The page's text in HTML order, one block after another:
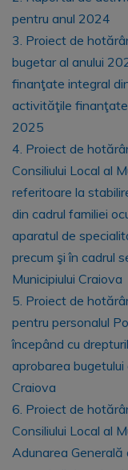
pentru anul 2024
3. Proiect de
bugetar al anului
finanţate integral
activităţile finanţate
2025
4. Proiect de
Consiliului Local al
referitoare la
din cadrul familiei
aparatul de
precum şi în cadrul
Municipiului Craiova
5. Proiect de
pentru personalul
începând cu
aprobarea bugetului
Craiova
6. Proiect de
Consiliului Local al
Adunarea Generală